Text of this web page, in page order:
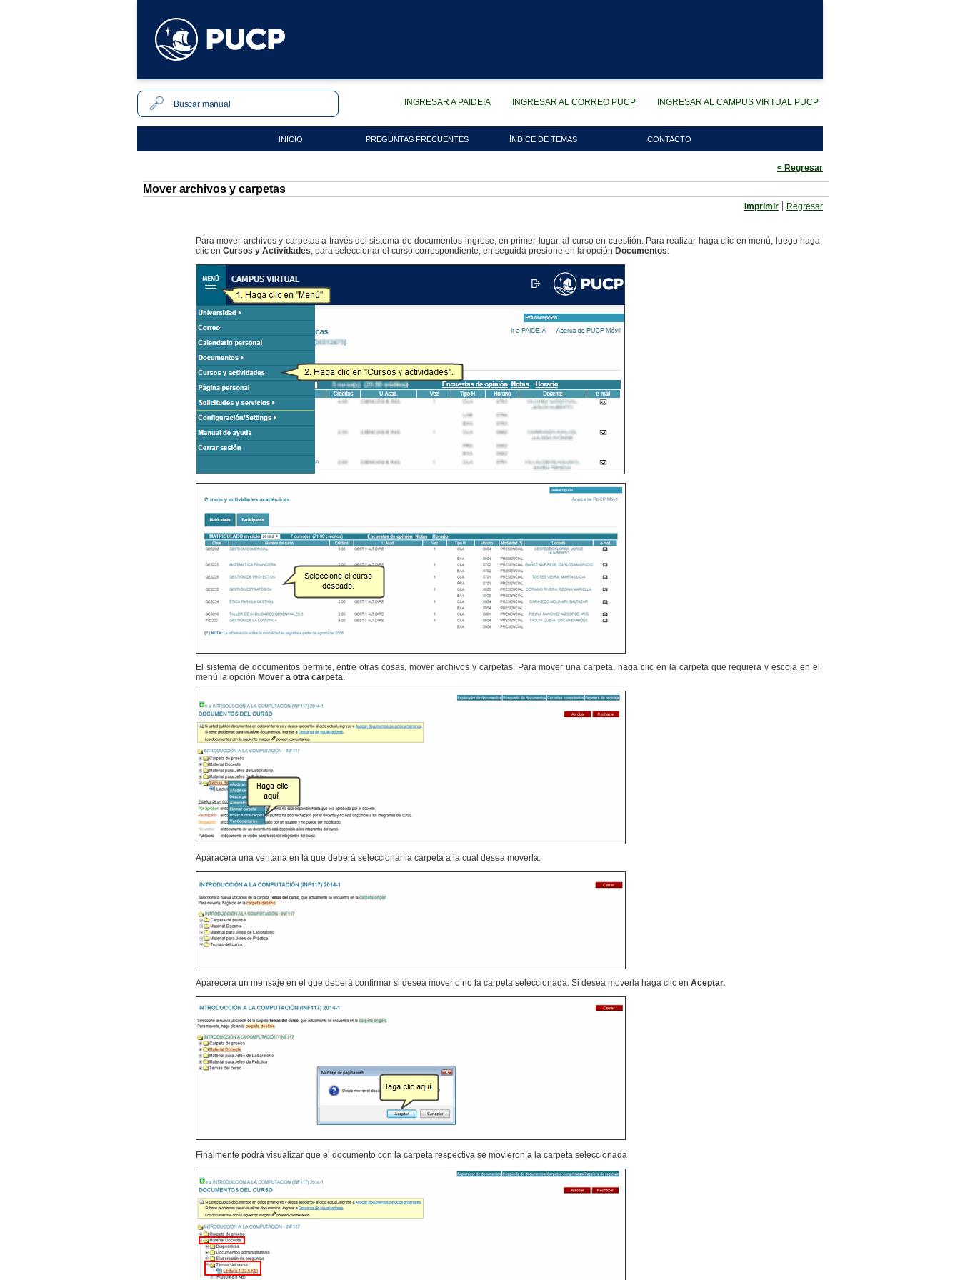
INGRESAR A PAIDEIA INGRESAR AL CORREO PUCP INGRESAR AL CAMPUS VIRTUAL PUCP
INICIO PREGUNTAS FRECUENTES ÍNDICE DE TEMAS CONTACTO
< Regresar
Mover archivos y carpetas
Imprimir | Regresar
Para mover archivos y carpetas a través del sistema de documentos ingrese, en primer lugar, al curso en cuestión. Para realizar haga clic en menú, luego haga
clic en Cursos y Actividades, para seleccionar el curso correspondiente; en seguida presione en la opción Documentos.
El sistema de documentos permite, entre otras cosas, mover archivos y carpetas. Para mover una carpeta, haga clic en la carpeta que requiera y escoja en el
menú la opción Mover a otra carpeta.
Aparacerá una ventana en la que deberá seleccionar la carpeta a la cual desea moverla.
Aparecerá un mensaje en el que deberá confirmar si desea mover o no la carpeta seleccionada. Si desea moverla haga clic en Aceptar.
Finalmente podrá visualizar que el documento con la carpeta respectiva se movieron a la carpeta seleccionada